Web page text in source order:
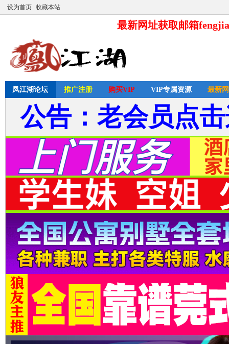
设为首页 收藏本站
最新网址获取邮箱
凤江湖论坛 推广注册 购买VIP VIP专属资源 最新
公告：老会员点